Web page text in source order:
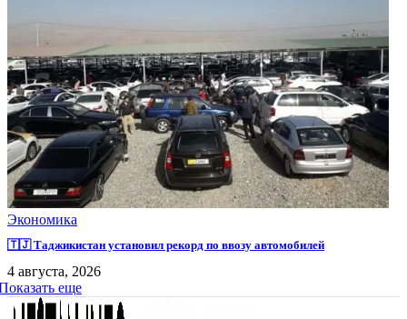
Экономика
🇹🇯 Таджикистан установил рекорд по ввозу автомобилей
4 августа, 2026
еще